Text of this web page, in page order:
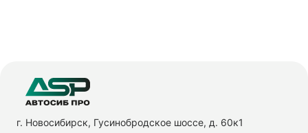
г. Новосибирск, Гусинобродское шоссе, д. 60к1